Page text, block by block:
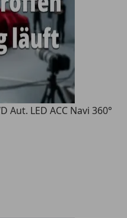
Aut. LED ACC Navi 360°